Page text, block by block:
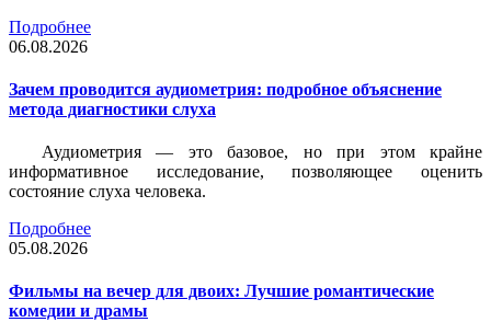
Подробнее
06.08.2026
Зачем проводится аудиометрия: подробное объяснение
метода диагностики слуха
Аудиометрия — это базовое, но при этом крайне
информативное исследование, позволяющее оценить
состояние слуха человека.
Подробнее
05.08.2026
Фильмы на вечер для двоих: Лучшие романтические
комедии и драмы